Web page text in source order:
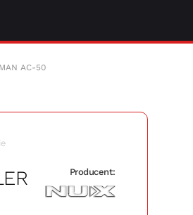
AC-50
Producent: